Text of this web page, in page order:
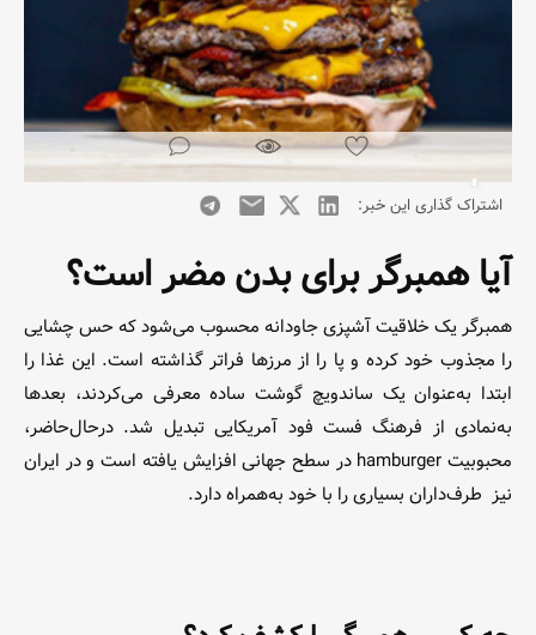
اشتراک گذاری این خبر:
آیا همبرگر برای بدن مضر است؟
همبرگر یک خلاقیت آشپزی جاودانه محسوب می‌شود که حس چشایی
را مجذوب خود کرده و پا را از مرزها فراتر گذاشته است. این غذا را
ابتدا به‌عنوان یک ساندویچ گوشت ساده معرفی می‌کردند، بعدها
به‌نمادی از فرهنگ فست فود آمریکایی تبدیل شد. در‌حال‌حاضر،
محبوبیت hamburger در سطح جهانی افزایش یافته است و در ایران
نیز طرف‌داران بسیاری را با خود به‌همراه دارد.